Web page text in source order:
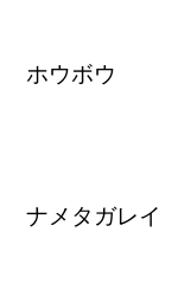
ホウボウ
ナメタガレイ